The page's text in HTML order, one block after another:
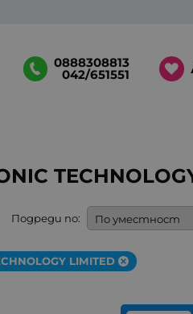
0888308813
042/651551
Подреди по:
LIMITED